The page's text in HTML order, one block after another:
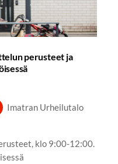
perusteet ja
Imatran Urheilutalo
klo 9:00-12:00.